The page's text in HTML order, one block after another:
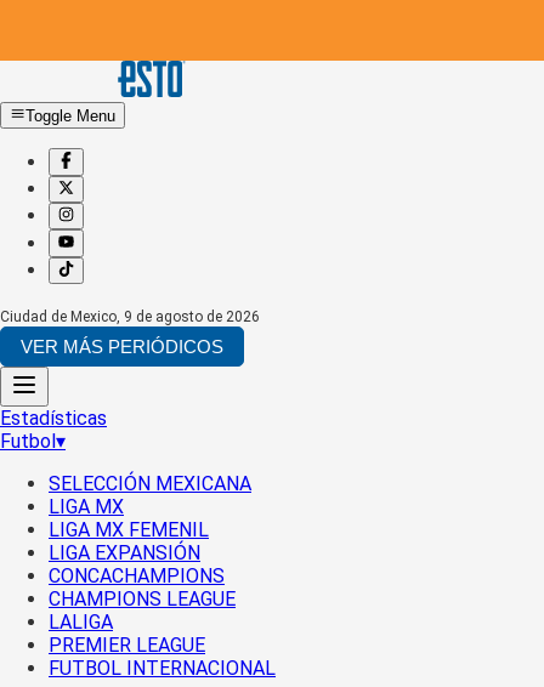
Toggle Menu
Ciudad de Mexico, 9 de agosto de 2026
VER MÁS PERIÓDICOS
Estadísticas
Futbol▾
SELECCIÓN MEXICANA
LIGA MX
LIGA MX FEMENIL
LIGA EXPANSIÓN
CONCACHAMPIONS
CHAMPIONS LEAGUE
LALIGA
PREMIER LEAGUE
FUTBOL INTERNACIONAL